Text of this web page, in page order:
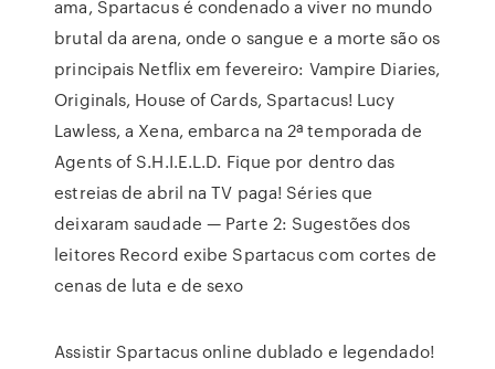
ama, Spartacus é condenado a viver no mundo
brutal da arena, onde o sangue e a morte são os
principais Netflix em fevereiro: Vampire Diaries,
Originals, House of Cards, Spartacus! Lucy
Lawless, a Xena, embarca na 2ª temporada de
Agents of S.H.I.E.L.D. Fique por dentro das
estreias de abril na TV paga! Séries que
deixaram saudade — Parte 2: Sugestões dos
leitores Record exibe Spartacus com cortes de
cenas de luta e de sexo
Assistir Spartacus online dublado e legendado!